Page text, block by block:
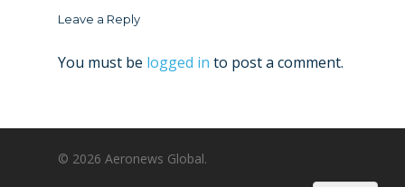
Leave a Reply
You must be logged in to post a comment.
© 2026 Aeronews Global.